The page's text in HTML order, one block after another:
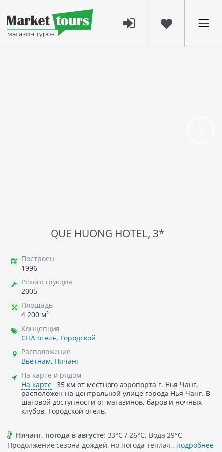
QUE HUONG HOTEL, 3*
Построен
1996
Реконструкция
2005
Площадь
4 200 м²
Концепция
СПА отель, Городской
Расположение
Вьетнам, Нячанг
На карте и рядом
На карте 35 км от местного аэропорта г. Нья Чанг,
расположен на центральной улице города Нья Чанг. В
шаговой доступности от магазинов, баров и ночных
клубов. Городской отель.
Нячанг, погода в августе: 33°C / 26°C, Вода 29°C -
Продолжение сезона дождей, но погода теплая., подробнее